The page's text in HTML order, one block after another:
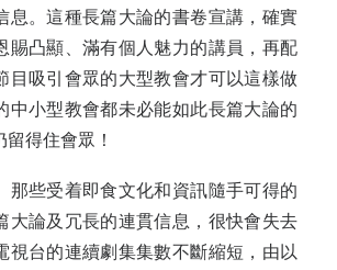
息。這種長篇大論的書卷宣講，確實
賜凸顯、滿有個人魅力的講員，再配
目吸引會眾的大型教會才可以這樣做
中小型教會都未必能如此長篇大論的
得住會眾！
那些受着即食文化和資訊隨手可得的
大論及冗長的連貫信息，很快會失去
視台的連續劇集集數不斷縮短，由以